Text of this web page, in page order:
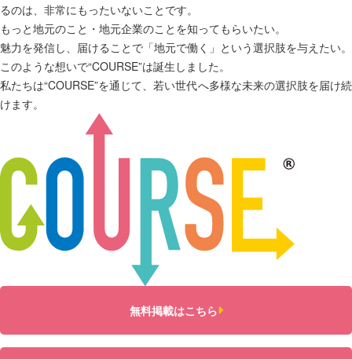
るのは、非常にもったいないことです。
もっと地元のこと・地元企業のことを知ってもらいたい。
魅力を発信し、届けることで「地元で働く」という選択肢を与えたい。
このような想いで“COURSE”は誕生しました。
私たちは“COURSE”を通じて、若い世代へ多様な未来の選択肢を届け続
けます。
無料掲載はこちら